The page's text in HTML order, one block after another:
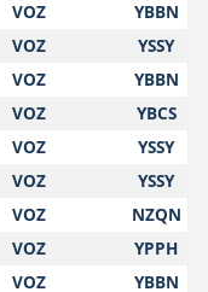
VOZ
YBBN
VOZ
YSSY
VOZ
YBBN
VOZ
YBCS
VOZ
YSSY
VOZ
YSSY
VOZ
NZQN
VOZ
YPPH
VOZ
YBBN